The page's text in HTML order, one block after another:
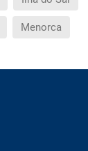
Menorca